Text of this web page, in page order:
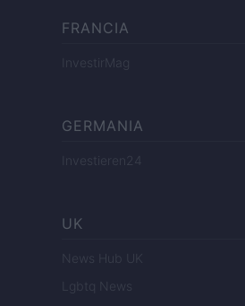
FRANCIA
InvestirMag
GERMANIA
Investieren24
UK
News Hub UK
Lgbtq News